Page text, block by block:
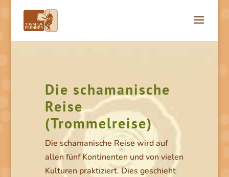
Die schamanische
Reise
(Trommelreise)
Die schamanische Reise wird auf
allen fünf Kontinenten und von vielen
Kulturen praktiziert. Dies geschieht